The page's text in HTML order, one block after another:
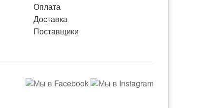
Оплата
Доставка
Поставщики